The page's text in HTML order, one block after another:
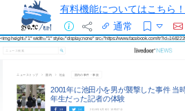
有料機能についてはこちら！
通常